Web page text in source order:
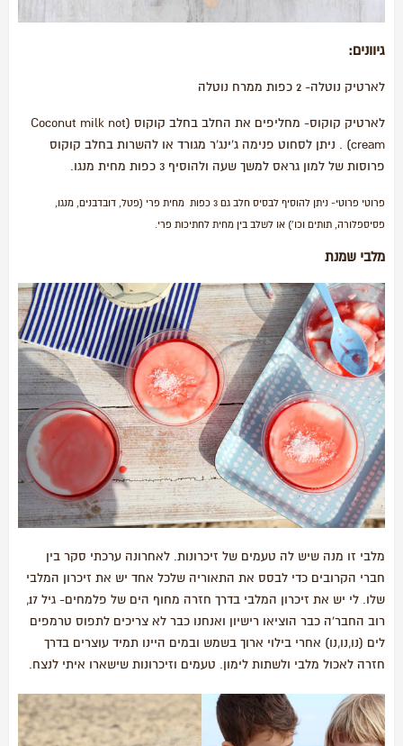
גיוונים:
לארטיק נוטלה- 2 כפות ממרח נוטלה
לארטיק קוקוס- מחליפים את החלב בחלב קוקוס (Coconut milk not
cream) . ניתן לסחוט פנימה ג'ינג'ר מגורד או להשרות בחלב קוקוס
פרוסות של למון גראס למשך שעה ולהוסיף 3 כפות מחית מנגו.
פרוטי פרוטי- ניתן להוסיף לבסיס חלב גם 3 כפות מחית פרי (פטל, דובדבנים, מנגו,
פסיספלורה, תותים וכו') או לשלב בין מחית לחתיכות פרי.
מלבי שמנת
מלבי זו מנה שיש לה טעמים של זיכרונות. לאחרונה ערכתי סקר בין
חברי הקרובים כדי לבסס את התאוריה שלכל אחד יש את זיכרון המלבי
שלו. לי יש את זיכרון המלבי בדרך חזרה מחוף הים של פלמחים- גיל 17,
רוב החבר'ה כבר הוציאו רישיון ואנחנו כבר לא צריכים לתפוס טרמפים
לים (נו,נו,נו) אחרי בילוי ארוך בשמש ובמים היינו תמיד עוצרים בדרך
חזרה לאכול מלבי ולשתות לימון. טעמים וזיכרונות שישארו איתי לנצח.